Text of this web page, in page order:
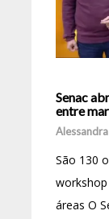
Senac
entre
São 130
áreas O